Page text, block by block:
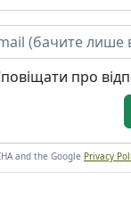
про
and the Google Privacy